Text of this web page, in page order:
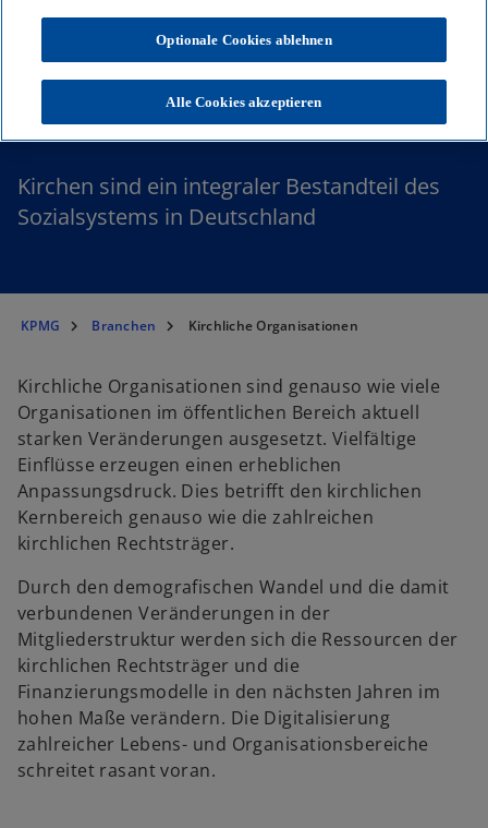
Kirchliche Organisationen
Kirchen sind ein integraler Bestandteil des
Sozialsystems in Deutschland
KPMG Branchen Kirchliche Organisationen
Kirchliche Organisationen sind genauso wie viele
Organisationen im öffentlichen Bereich aktuell
starken Veränderungen ausgesetzt. Vielfältige
Einflüsse erzeugen einen erheblichen
Anpassungsdruck. Dies betrifft den kirchlichen
Kernbereich genauso wie die zahlreichen
kirchlichen Rechtsträger.
Durch den demografischen Wandel und die damit
verbundenen Veränderungen in der
Mitgliederstruktur werden sich die Ressourcen der
kirchlichen Rechtsträger und die
Finanzierungsmodelle in den nächsten Jahren im
hohen Maße verändern. Die Digitalisierung
zahlreicher Lebens- und Organisationsbereiche
schreitet rasant voran.
Optionale Cookies ablehnen
Alle Cookies akzeptieren